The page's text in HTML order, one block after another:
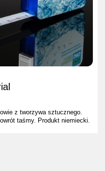
z tworzywa sztucznego.
taśmy. Produkt niemiecki.